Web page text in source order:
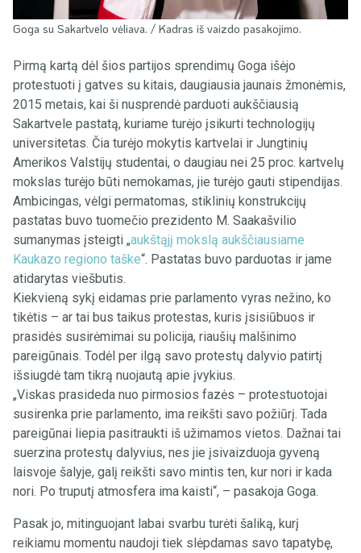
Goga su Sakartvelo vėliava. / Kadras iš vaizdo pasakojimo.
Pirmą kartą dėl šios partijos sprendimų Goga išėjo
protestuoti į gatves su kitais, daugiausia jaunais žmonėmis,
2015 metais, kai ši nusprendė parduoti aukščiausią
Sakartvele pastatą, kuriame turėjo įsikurti technologijų
universitetas. Čia turėjo mokytis kartvelai ir Jungtinių
Amerikos Valstijų studentai, o daugiau nei 25 proc. kartvelų
mokslas turėjo būti nemokamas, jie turėjo gauti stipendijas.
Ambicingas, vėlgi permatomas, stiklinių konstrukcijų
pastatas buvo tuomečio prezidento M. Saakašvilio
sumanymas įsteigti „aukštąjį mokslą aukščiausiame
Kaukazo regiono taške“. Pastatas buvo parduotas ir jame
atidarytas viešbutis.
Kiekvieną sykį eidamas prie parlamento vyras nežino, ko
tikėtis – ar tai bus taikus protestas, kuris įsisiūbuos ir
prasidės susirėmimai su policija, riaušių malšinimo
pareigūnais. Todėl per ilgą savo protestų dalyvio patirtį
išsiugdė tam tikrą nuojautą apie įvykius.
„Viskas prasideda nuo pirmosios fazės – protestuotojai
susirenka prie parlamento, ima reikšti savo požiūrį. Tada
pareigūnai liepia pasitraukti iš užimamos vietos. Dažnai tai
suerzina protestų dalyvius, nes jie įsivaizduoja gyveną
laisvoje šalyje, galį reikšti savo mintis ten, kur nori ir kada
nori. Po truputį atmosfera ima kaisti“, – pasakoja Goga.
Pasak jo, mitinguojant labai svarbu turėti šaliką, kurį
reikiamu momentu naudoji tiek slėpdamas savo tapatybę,